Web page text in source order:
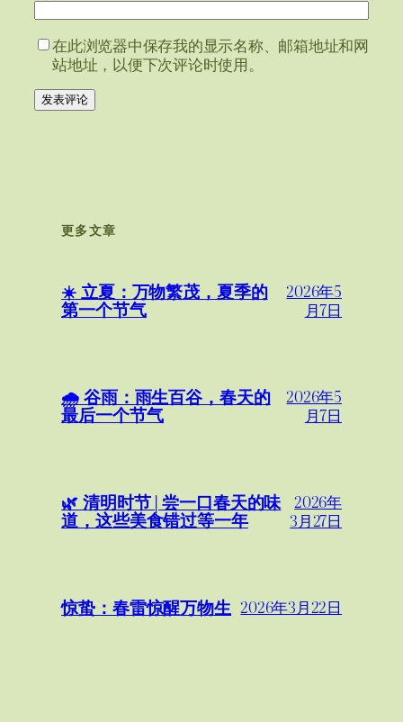
在此浏览器中保存我的显示名称、邮箱地址和网
站地址，以便下次评论时使用。
更多文章
☀️ 立夏：万物繁茂，夏季的
第一个节气
2026年5
月7日
🌧️ 谷雨：雨生百谷，春天的
最后一个节气
2026年5
月7日
🌿 清明时节 | 尝一口春天的味
道，这些美食错过等一年
2026年
3月27日
惊蛰：春雷惊醒万物生 2026年3月22日